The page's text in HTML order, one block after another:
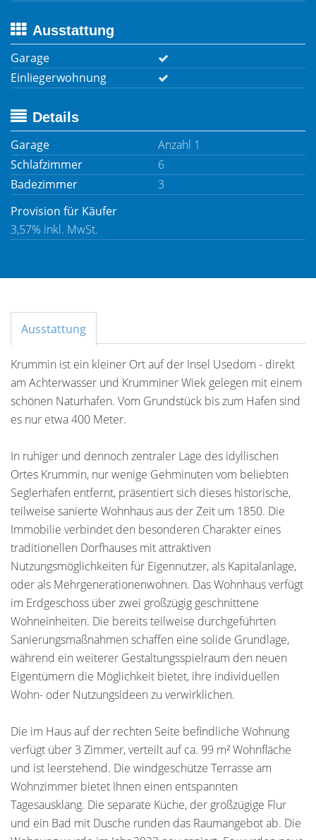
Ausstattung
Garage
Einliegerwohnung
Details
Garage
Anzahl 1
Schlafzimmer
6
Badezimmer
3
Provision für Käufer
3,57% inkl. MwSt.
Ausstattung
Krummin ist ein kleiner Ort auf der Insel Usedom - direkt
am Achterwasser und Krumminer Wiek gelegen mit einem
schönen Naturhafen. Vom Grundstück bis zum Hafen sind
es nur etwa 400 Meter.
In ruhiger und dennoch zentraler Lage des idyllischen
Ortes Krummin, nur wenige Gehminuten vom beliebten
Seglerhafen entfernt, präsentiert sich dieses historische,
teilweise sanierte Wohnhaus aus der Zeit um 1850. Die
Immobilie verbindet den besonderen Charakter eines
traditionellen Dorfhauses mit attraktiven
Nutzungsmöglichkeiten für Eigennutzer, als Kapitalanlage,
oder als Mehrgenerationenwohnen. Das Wohnhaus verfügt
im Erdgeschoss über zwei großzügig geschnittene
Wohneinheiten. Die bereits teilweise durchgeführten
Sanierungsmaßnahmen schaffen eine solide Grundlage,
während ein weiterer Gestaltungsspielraum den neuen
Eigentümern die Möglichkeit bietet, ihre individuellen
Wohn- oder Nutzungsideen zu verwirklichen.
Die im Haus auf der rechten Seite befindliche Wohnung
verfügt über 3 Zimmer, verteilt auf ca. 99 m² Wohnfläche
und ist leerstehend. Die windgeschütze Terrasse am
Wohnzimmer bietet Ihnen einen entspannten
Tagesausklang. Die separate Küche, der großzügige Flur
und ein Bad mit Dusche runden das Raumangebot ab. Die